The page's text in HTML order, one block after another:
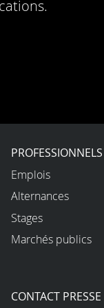
PROFESSIONNELS
Emplois
Alternances
Stages
Marchés publics
CONTACT PRESSE